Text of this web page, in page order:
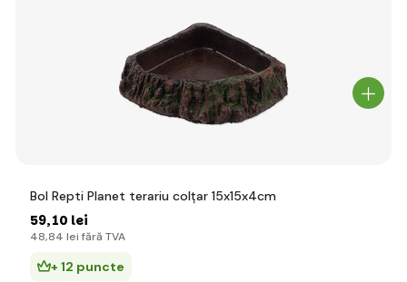
Bol Repti Planet terariu colțar 15x15x4cm
59,10 lei
48,84 lei fără TVA
+ 12 puncte